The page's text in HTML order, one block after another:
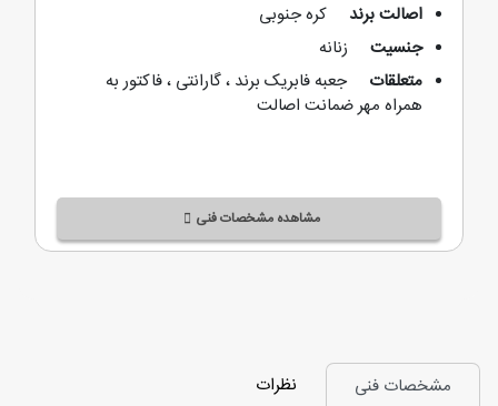
اصالت برند
کره جنوبی
جنسیت
زنانه
متعلقات
جعبه فابریک برند ، گارانتی ، فاکتور به
همراه مهر ضمانت اصالت
مشاهده مشخصات فنی
مشخصات فنی نظرات